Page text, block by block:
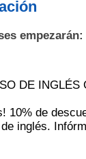
empezarán:
10% de
inglés.